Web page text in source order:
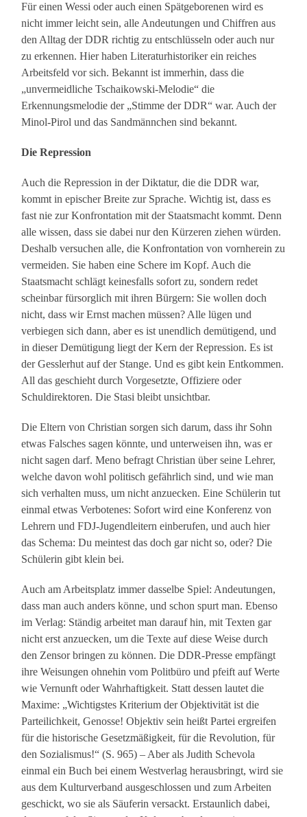
Für einen Wessi oder auch einen Spätgeborenen wird es
nicht immer leicht sein, alle Andeutungen und Chiffren aus
den Alltag der DDR richtig zu entschlüsseln oder auch nur
zu erkennen. Hier haben Literaturhistoriker ein reiches
Arbeitsfeld vor sich. Bekannt ist immerhin, dass die
„unvermeidliche Tschaikowski-Melodie“ die
Erkennungsmelodie der „Stimme der DDR“ war. Auch der
Minol-Pirol und das Sandmännchen sind bekannt.
Die Repression
Auch die Repression in der Diktatur, die die DDR war,
kommt in epischer Breite zur Sprache. Wichtig ist, dass es
fast nie zur Konfrontation mit der Staatsmacht kommt. Denn
alle wissen, dass sie dabei nur den Kürzeren ziehen würden.
Deshalb versuchen alle, die Konfrontation von vornherein zu
vermeiden. Sie haben eine Schere im Kopf. Auch die
Staatsmacht schlägt keinesfalls sofort zu, sondern redet
scheinbar fürsorglich mit ihren Bürgern: Sie wollen doch
nicht, dass wir Ernst machen müssen? Alle lügen und
verbiegen sich dann, aber es ist unendlich demütigend, und
in dieser Demütigung liegt der Kern der Repression. Es ist
der Gesslerhut auf der Stange. Und es gibt kein Entkommen.
All das geschieht durch Vorgesetzte, Offiziere oder
Schuldirektoren. Die Stasi bleibt unsichtbar.
Die Eltern von Christian sorgen sich darum, dass ihr Sohn
etwas Falsches sagen könnte, und unterweisen ihn, was er
nicht sagen darf. Meno befragt Christian über seine Lehrer,
welche davon wohl politisch gefährlich sind, und wie man
sich verhalten muss, um nicht anzuecken. Eine Schülerin tut
einmal etwas Verbotenes: Sofort wird eine Konferenz von
Lehrern und FDJ-Jugendleitern einberufen, und auch hier
das Schema: Du meintest das doch gar nicht so, oder? Die
Schülerin gibt klein bei.
Auch am Arbeitsplatz immer dasselbe Spiel: Andeutungen,
dass man auch anders könne, und schon spurt man. Ebenso
im Verlag: Ständig arbeitet man darauf hin, mit Texten gar
nicht erst anzuecken, um die Texte auf diese Weise durch
den Zensor bringen zu können. Die DDR-Presse empfängt
ihre Weisungen ohnehin vom Politbüro und pfeift auf Werte
wie Vernunft oder Wahrhaftigkeit. Statt dessen lautet die
Maxime: „Wichtigstes Kriterium der Objektivität ist die
Parteilichkeit, Genosse! Objektiv sein heißt Partei ergreifen
für die historische Gesetzmäßigkeit, für die Revolution, für
den Sozialismus!“ (S. 965) – Aber als Judith Schevola
einmal ein Buch bei einem Westverlag herausbringt, wird sie
aus dem Kulturverband ausgeschlossen und zum Arbeiten
geschickt, wo sie als Säuferin versackt. Erstaunlich dabei,